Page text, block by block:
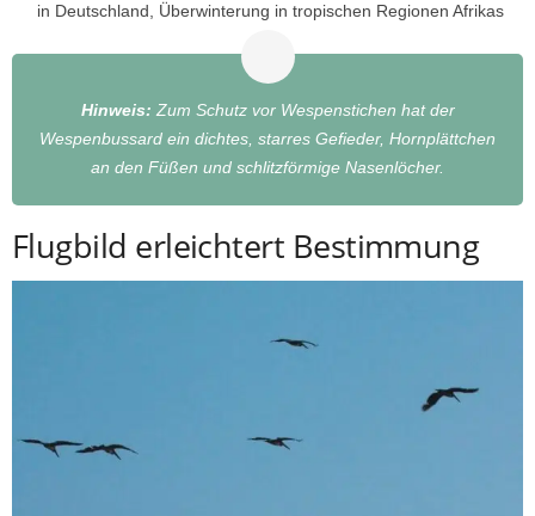
in Deutschland, Überwinterung in tropischen Regionen Afrikas
Hinweis: Zum Schutz vor Wespenstichen hat der
Wespenbussard ein dichtes, starres Gefieder, Hornplättchen
an den Füßen und schlitzförmige Nasenlöcher.
Flugbild erleichtert Bestimmung